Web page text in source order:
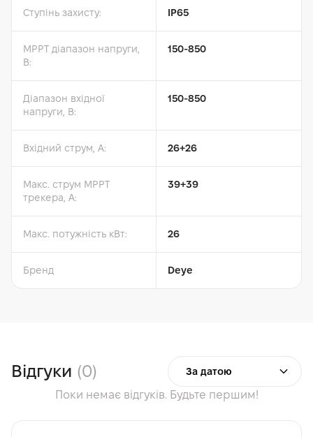
Ступінь захисту: IP65
MPPT діапазон напруги,
B:
150-850
Діапазон вхідної
напруги, B:
150-850
Вхідний струм, A: 26+26
Макс. струм MPPT
трекерa, A:
39+39
Макс. потужність кВт: 26
Бренд Deye
Відгуки (0) За датою
Поки немає відгуків. Будьте першим!